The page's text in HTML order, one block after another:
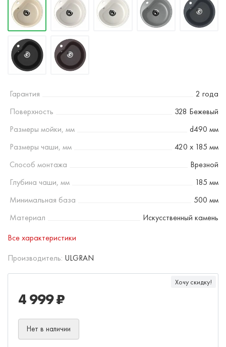
Гарантия
2 года
Поверхность
328 Бежевый
Размеры мойки, мм
d490 мм
Размеры чаши, мм
420 х 185 мм
Способ монтажа
Врезной
Глубина чаши, мм
185 мм
Минимальная база
500 мм
Материал
Искусственный камень
Все характеристики
Производитель: ULGRAN
Хочу скидку!
4 999 ₽
Нет в наличии